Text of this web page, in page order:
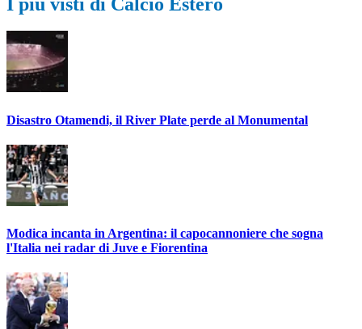
Disastro Otamendi, il River Plate perde al Monumental
Modica incanta in Argentina: il capocannoniere che sogna
l'Italia nei radar di Juve e Fiorentina